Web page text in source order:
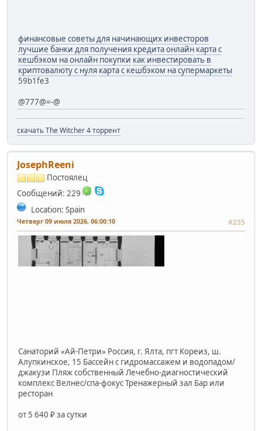
финансовые советы для начинающих инвесторов
лучшие банки для получения кредита онлайн карта с
кешбэком на онлайн покупки как инвестировать в
криптовалюту с нуля карта с кешбэком на супермаркеты
59b1fe3
@777@=-@
скачать The Witcher 4 торрент
JosephReeni
Постоялец
Сообщений: 229
Location: Spain
Четверг 09 июля 2026, 06:00:10 #235
Санаторий «Ай-Петри» Россия, г. Ялта, пгт Кореиз, ш.
Алупкинское, 15 Бассейн с гидромассажем и водопадом/
джакузи Пляж собственный Лечебно-диагностический
комплекс Велнес/спа-фокус Тренажерный зал Бар или
ресторан
от 5 640 ₽ за сутки